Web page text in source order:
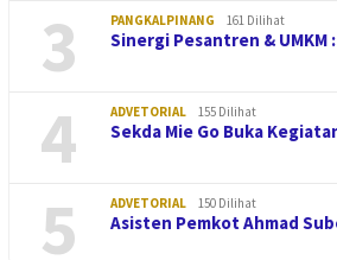
3 PANGKALPINANG 161 Dilihat
Sinergi Pesantren & UMKM
4 ADVETORIAL 155 Dilihat
Sekda Mie Go Buka
5 ADVETORIAL 150 Dilihat
Asisten Pemkot Ahmad